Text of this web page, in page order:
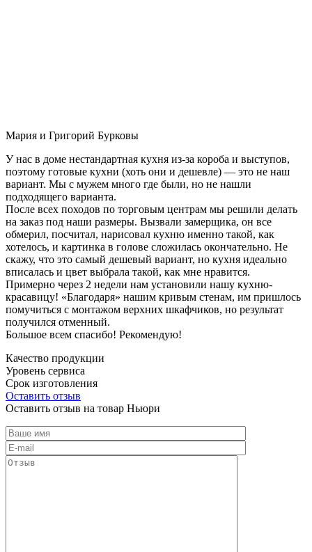
Мария и Григорий Бурковы
У нас в доме нестандартная кухня из-за короба и выступов,
поэтому готовые кухни (хоть они и дешевле) — это не наш
вариант. Мы с мужем много где были, но не нашли
подходящего варианта.
После всех походов по торговым центрам мы решили делать
на заказ под наши размеры. Вызвали замерщика, он все
обмерил, посчитал, нарисовал кухню именно такой, как
хотелось, и картинка в голове сложилась окончательно. Не
скажу, что это самый дешевый вариант, но кухня идеально
вписалась и цвет выбрала такой, как мне нравится.
Примерно через 2 недели нам установили нашу кухню-
красавицу! «Благодаря» нашим кривым стенам, им пришлось
помучиться с монтажом верхних шкафчиков, но результат
получился отменный.
Большое всем спасибо! Рекомендую!
Качество продукции
Уровень сервиса
Срок изготовления
Оставить отзыв
Оставить отзыв на товар Ньюри